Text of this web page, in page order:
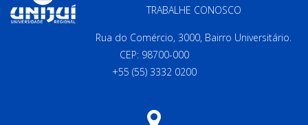
TRABALHE CONOSCO
Rua do Comércio, 3000, Bairro Universitário.
CEP: 98700-000
+55 (55) 3332 0200